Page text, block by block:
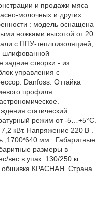
и продажи мяса
молочных и других
: модель оснащена
ножками высотой от 20
с ППУ-теплоизоляцией,
шлифованной
створки - из
управления с
Danfoss. Оттайка
профиля.
статический.
режим от -5…+5°C.
кВт. Напряжение 220 В .
,1700*640 мм . Габаритные
размеры в
вес в упак. 130/250 кг .
обшивка КРАСНАЯ. Страна